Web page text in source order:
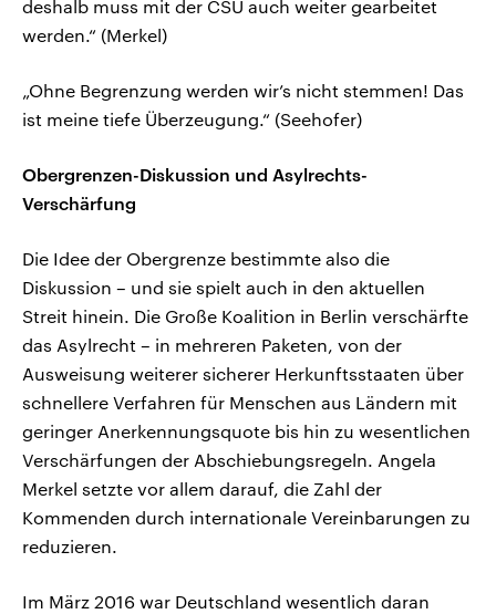
deshalb muss mit der CSU auch weiter gearbeitet
werden.“ (Merkel)
„Ohne Begrenzung werden wir’s nicht stemmen! Das
ist meine tiefe Überzeugung.“ (Seehofer)
Obergrenzen-Diskussion und Asylrechts-
Verschärfung
Die Idee der Obergrenze bestimmte also die
Diskussion – und sie spielt auch in den aktuellen
Streit hinein. Die Große Koalition in Berlin verschärfte
das Asylrecht – in mehreren Paketen, von der
Ausweisung weiterer sicherer Herkunftsstaaten über
schnellere Verfahren für Menschen aus Ländern mit
geringer Anerkennungsquote bis hin zu wesentlichen
Verschärfungen der Abschiebungsregeln. Angela
Merkel setzte vor allem darauf, die Zahl der
Kommenden durch internationale Vereinbarungen zu
reduzieren.
Im März 2016 war Deutschland wesentlich daran